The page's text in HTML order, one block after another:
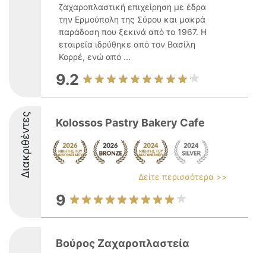
ζαχαροπλαστική επιχείρηση με έδρα
την Ερμούπολη της Σύρου και μακρά
παράδοση που ξεκινά από το 1967. Η
εταιρεία ιδρύθηκε από τον Βασίλη
Κορρέ, ενώ από ...
9.2
Διακριθέντες Kolossos Pastry Bakery Cafe
Δείτε περισσότερα >>
9
Βούρος Ζαχαροπλαστεία